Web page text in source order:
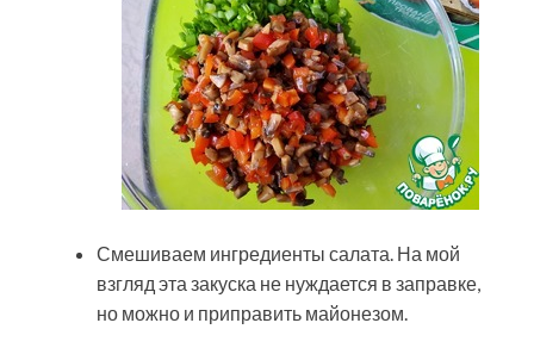
Смешиваем ингредиенты салата. На мой
взгляд эта закуска не нуждается в заправке,
но можно и приправить майонезом.